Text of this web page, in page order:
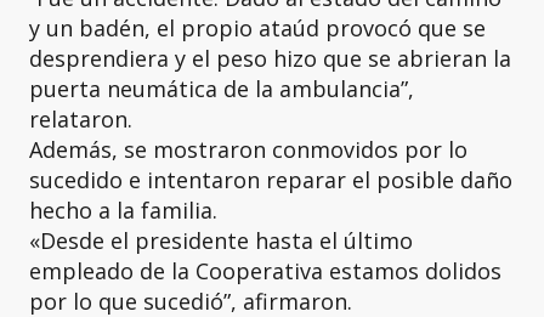
y un badén, el propio ataúd provocó que se
desprendiera y el peso hizo que se abrieran la
puerta neumática de la ambulancia”,
relataron.
Además, se mostraron conmovidos por lo
sucedido e intentaron reparar el posible daño
hecho a la familia.
«Desde el presidente hasta el último
empleado de la Cooperativa estamos dolidos
por lo que sucedió”, afirmaron.